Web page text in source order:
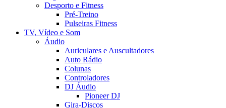
Desporto e Fitness
Pré-Treino
Pulseiras Fitness
TV, Vídeo e Som
Áudio
Auriculares e Auscultadores
Auto Rádio
Colunas
Controladores
DJ Áudio
Pioneer DJ
Gira-Discos